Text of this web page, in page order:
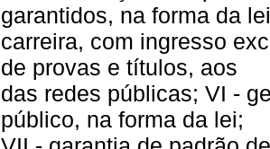
garantidos, na forma da
carreira, com ingresso
de provas e títulos, aos
das redes públicas; VI -
público, na forma da lei;